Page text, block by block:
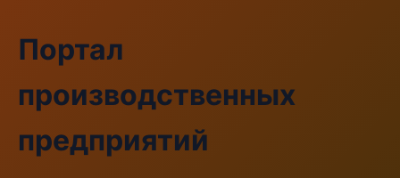
Портал
производственных
предприятий